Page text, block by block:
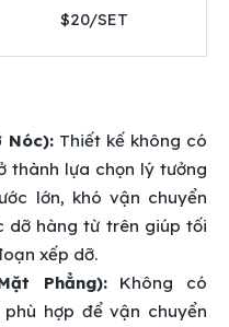
$20/SET
Nóc):Thiết kế không có
thành lựa chọn lý tưởng
lớn, khó vận chuyển
dỡ hàng từ trên giúp tối
xếp dỡ.
Phẳng):Không có
hợp để vận chuyển